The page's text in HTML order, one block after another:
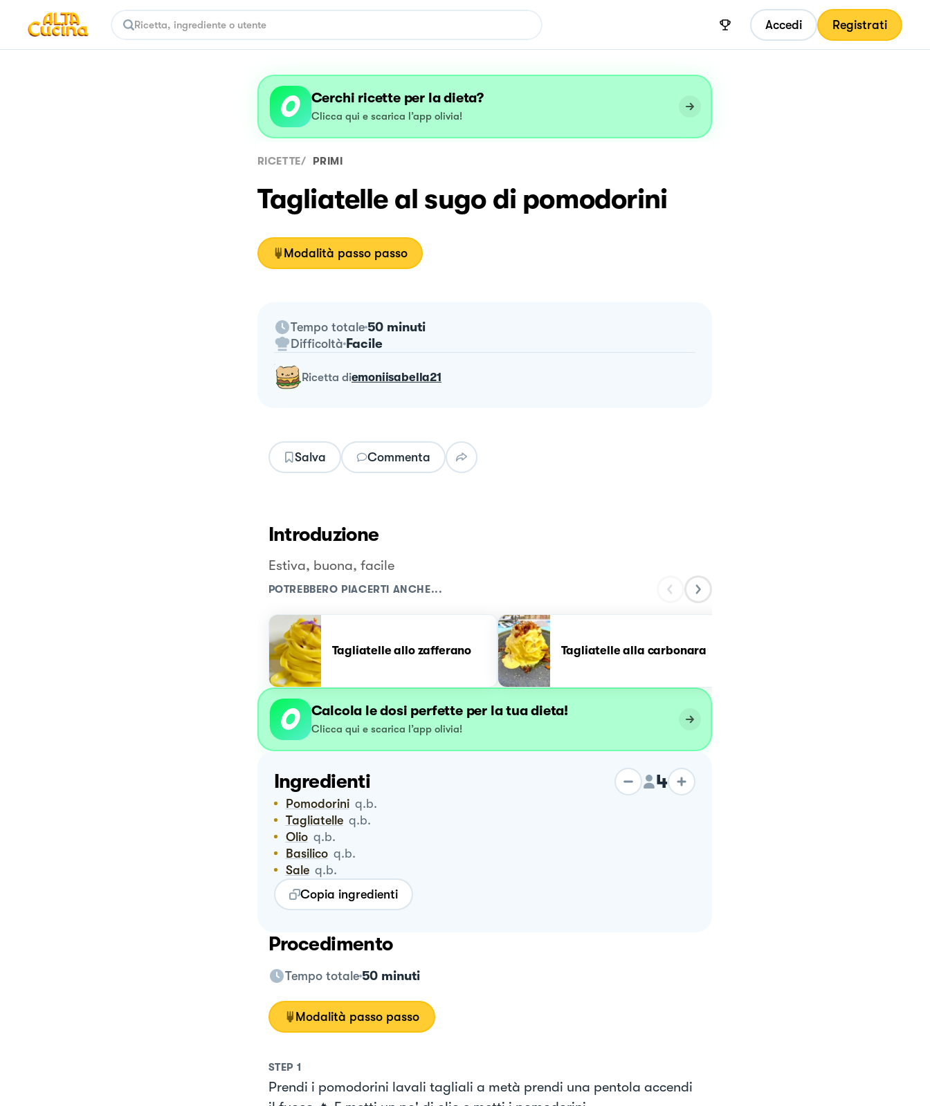
Accedi Registrati
Cerchi ricette per la dieta?
Clicca qui e scarica l’app olivia!
RICETTE/ PRIMI
Tagliatelle al sugo di pomodorini
Modalità passo passo
Tempo totale 50 minuti
Difficoltà Facile
ricetta diemoniisabella21
Salva Commenta
Introduzione
Estiva, buona, facile
POTREBBERO PIACERTI ANCHE...
Tagliatelle allo zafferano Tagliatelle alla carbonara
Calcola le dosi perfette per la tua dieta!
Clicca qui e scarica l’app olivia!
Ingredienti 4
Pomodorini q.b.
Tagliatelle q.b.
Olio q.b.
Basilico q.b.
Sale q.b.
Copia ingredienti
Procedimento
Tempo totale 50 minuti
Modalità passo passo
STEP 1
Prendi i pomodorini lavali tagliali a metà prendi una pentola accendi